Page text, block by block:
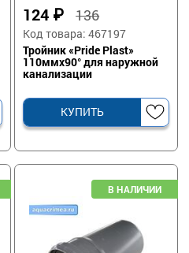
124 ₽136
Код товара: 467197
Тройник «Pride Plast»
110ммх90° для наружной
канализации
КУПИТЬ